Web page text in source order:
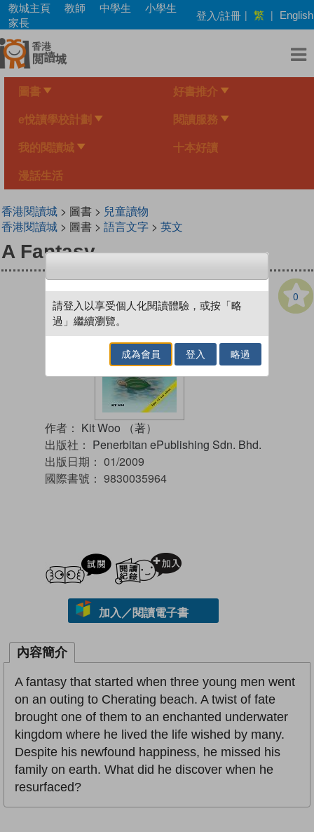
Skip
main
content
教城主頁 教師 中學生
小學生
家長
登入/註冊 | 繁 | English
圖書 好書推介
e悅讀學校計劃 閱讀服務
我的閱讀城 十本好讀
漫話生活
香港閱讀城> 圖書 > 兒童讀物
香港閱讀城> 圖書 > 語言文字> 英文
A Fantasy
0
作者： Kit Woo （著）
出版社： Penerbitan ePublishing Sdn. Bhd.
出版日期： 01/2009
國際書號： 9830035964
試閲
加入／閱讀電子書
內容簡介
A fantasy that started when three young men went
on an outing to Cherating beach. A twist of fate
brought one of them to an enchanted underwater
kingdom where he lived the life wished by many.
Despite his newfound happiness, he missed his
family on earth. What did he discover when he
resurfaced?
請登入以享受個人化閱讀體驗，或按「略
過」繼續瀏覽。
成為會員 登入 略過